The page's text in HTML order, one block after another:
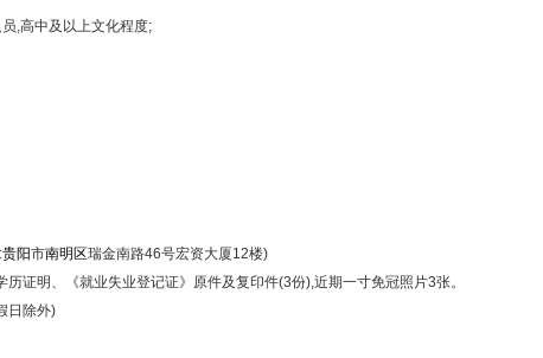
,高中及以上文化程度;
贵阳市南明区瑞金南路46号宏资大厦12楼)
明、《就业失业登记证》原件及复印件(3份),近期一寸免冠照片3张。
日除外)